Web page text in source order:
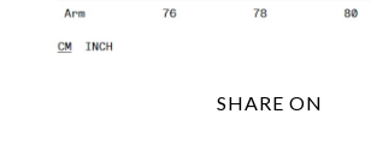
SHARE ON